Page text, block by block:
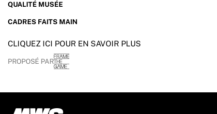
QUALITÉ MUSÉE
CADRES FAITS MAIN
CLIQUEZ ICI POUR EN SAVOIR PLUS
PROPOSÉ PAR